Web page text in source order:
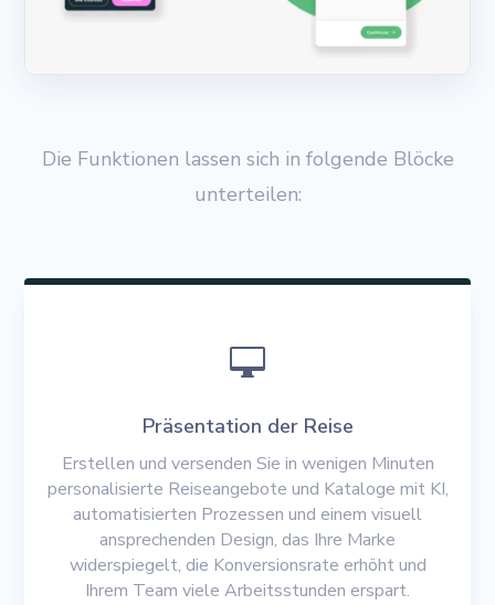
Die Funktionen lassen sich in folgende Blöcke
unterteilen:

Präsentation der Reise
Erstellen und versenden Sie in wenigen Minuten
personalisierte Reiseangebote und Kataloge mit KI,
automatisierten Prozessen und einem visuell
ansprechenden Design, das Ihre Marke
widerspiegelt, die Konversionsrate erhöht und
Ihrem Team viele Arbeitsstunden erspart.